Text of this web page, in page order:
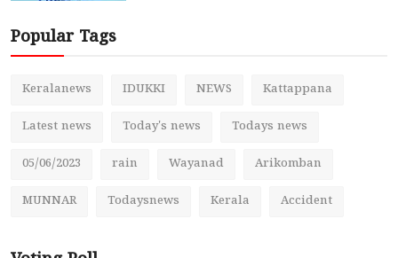
Popular Tags
Keralanews IDUKKI NEWS Kattappana
Latest news Today's news Todays news
05/06/2023 rain Wayanad Arikomban
MUNNAR Todaysnews Kerala Accident